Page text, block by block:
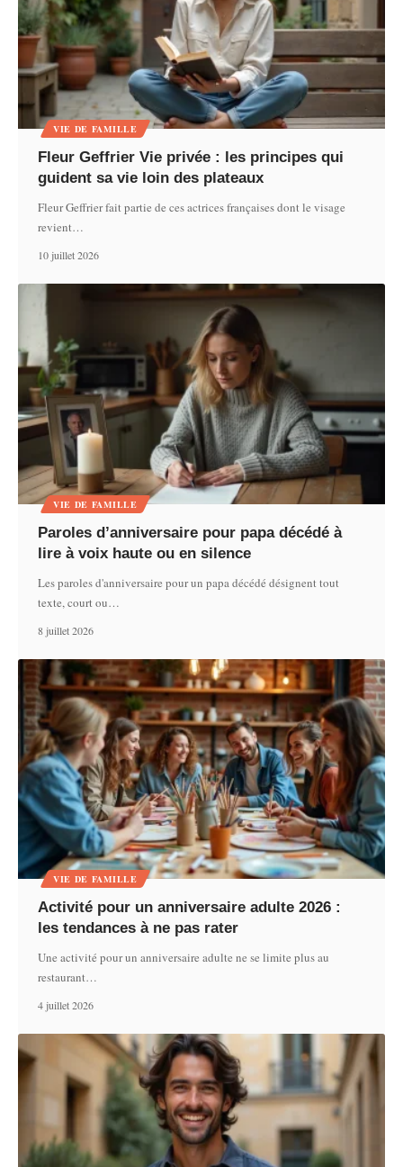
VIE DE FAMILLE
Fleur Geffrier Vie privée : les principes qui
guident sa vie loin des plateaux
Fleur Geffrier fait partie de ces actrices françaises dont le visage
revient…
10 juillet 2026
VIE DE FAMILLE
Paroles d’anniversaire pour papa décédé à
lire à voix haute ou en silence
Les paroles d'anniversaire pour un papa décédé désignent tout
texte, court ou…
8 juillet 2026
VIE DE FAMILLE
Activité pour un anniversaire adulte 2026 :
les tendances à ne pas rater
Une activité pour un anniversaire adulte ne se limite plus au
restaurant…
4 juillet 2026